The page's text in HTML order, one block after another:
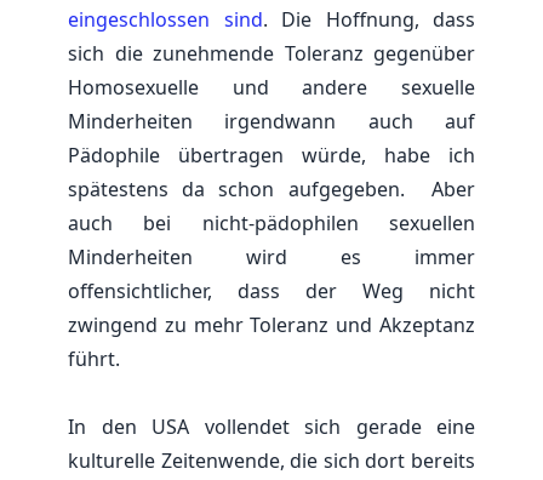
eingeschlossen sind. Die Hoffnung, dass
sich die zunehmende Toleranz gegenüber
Homosexuelle und andere sexuelle
Minderheiten irgendwann auch auf
Pädophile übertragen würde, habe ich
spätestens da schon aufgegeben. Aber
auch bei nicht-pädophilen sexuellen
Minderheiten wird es immer
offensichtlicher, dass der Weg nicht
zwingend zu mehr Toleranz und Akzeptanz
führt.
In den USA vollendet sich gerade eine
kulturelle Zeitenwende, die sich dort bereits